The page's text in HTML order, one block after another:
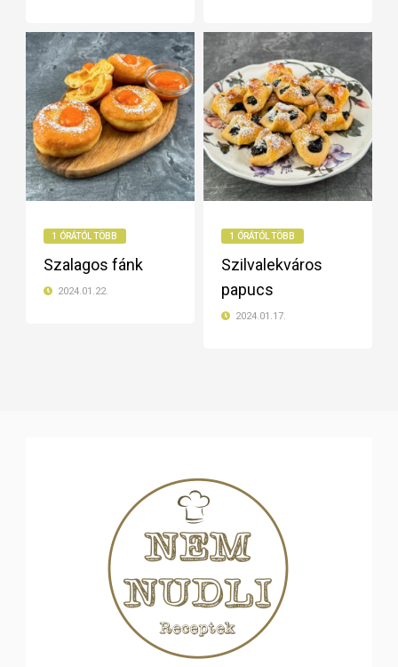
1 ÓRÁTÓL TÖBB
Szalagos fánk
2024.01.22.
1 ÓRÁTÓL TÖBB
Szilvalekváros
papucs
2024.01.17.